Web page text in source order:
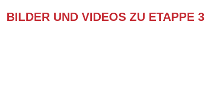
BILDER UND VIDEOS ZU ETAPPE 3